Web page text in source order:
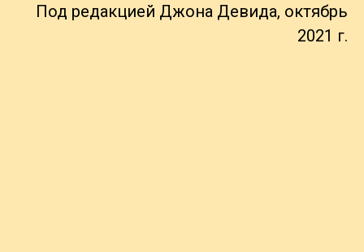
Под редакцией Джона Девида, октябрь
2021 г.